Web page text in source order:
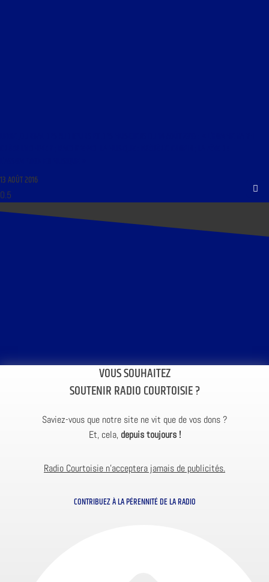
13 AOÛT 2016
VOUS SOUHAITEZ
SOUTENIR RADIO COURTOISIE ?
Saviez-vous que notre site ne vit que de vos dons ?
Et, cela, depuis toujours !
Radio Courtoisie n’acceptera jamais de publicités.
CONTRIBUEZ À LA PÉRENNITÉ DE LA RADIO